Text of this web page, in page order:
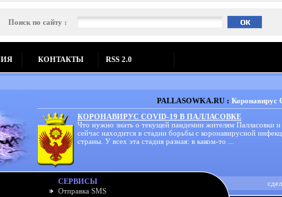
Поиск по сайту :
КОНТАКТЫ RSS 2.0
PALLASOWKA.RU : Коронавирус
КОРОНАВИРУС COVID-19 В ПАЛЛАСОВКЕ
Что нужно знать о текущей пандемии жителям Палласовки
сейчас находится в стадии борьбы с коронавирусной
страны. У всех эта стадия разная: в каком-то ...
СЕРВИСЫ
Отправка SMS